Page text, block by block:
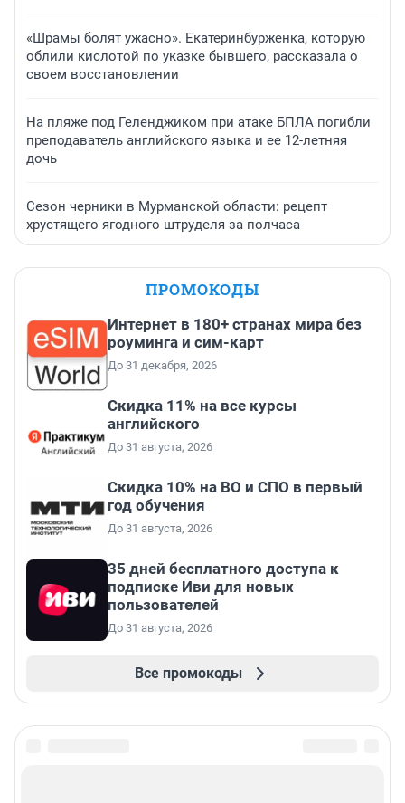
«Шрамы болят ужасно». Екатеринбурженка, которую
облили кислотой по указке бывшего, рассказала о
своем восстановлении
На пляже под Геленджиком при атаке БПЛА погибли
преподаватель английского языка и ее 12-летняя
дочь
Сезон черники в Мурманской области: рецепт
хрустящего ягодного штруделя за полчаса
ПРОМОКОДЫ
Интернет в 180+ странах мира без
роуминга и сим-карт
До 31 декабря, 2026
Скидка 11% на все курсы
английского
До 31 августа, 2026
Скидка 10% на ВО и СПО в первый
год обучения
До 31 августа, 2026
35 дней бесплатного доступа к
подписке Иви для новых
пользователей
До 31 августа, 2026
Все промокоды